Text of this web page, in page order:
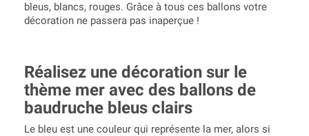
bleus, blancs, rouges. Grâce à tous ces ballons votre
décoration ne passera pas inaperçue !
Réalisez une décoration sur le
thème mer avec des ballons de
baudruche bleus clairs
Le bleu est une couleur qui représente la mer, alors si